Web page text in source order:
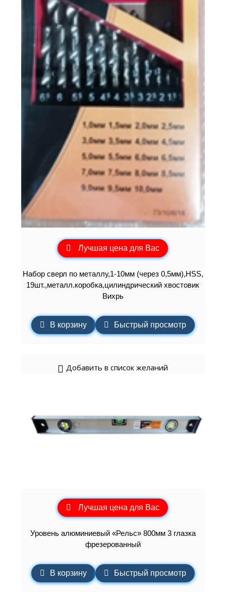
Лучшая цена для Вас
Набор сверл по металлу,1-10мм (через 0,5мм),HSS,
19шт.,металл.коробка,цилиндрический хвостовик
Вихрь
В корзину Быстрый просмотр
Добавить в список желаний
Лучшая цена для Вас
Уровень алюминиевый «Рельс» 800мм 3 глазка
фрезерованный
В корзину Быстрый просмотр